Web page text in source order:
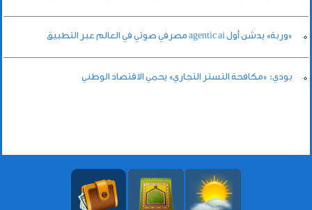
«وربة» يدشن أول agentic ai مصرفي صوتي في العالم عبر التطبيق
بودي: «مكافحة التستر التجاري» يحمي الاقتصاد الوطني